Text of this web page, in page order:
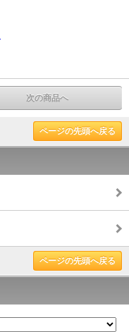
次の商品へ
ページの先頭へ戻る
ページの先頭へ戻る